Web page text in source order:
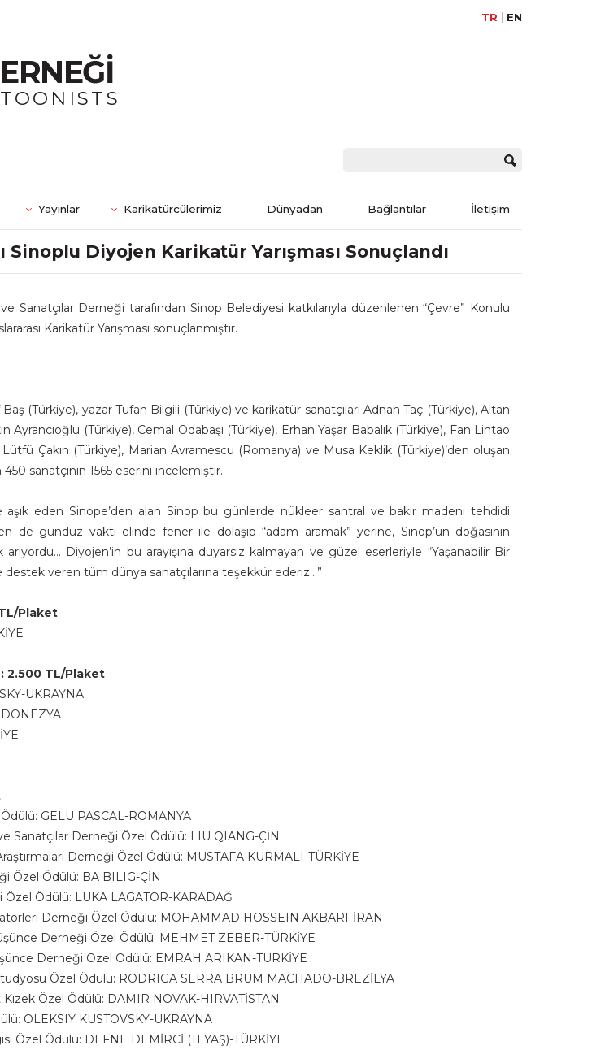
TR EN
Yayınlar Karikatürcülerimiz Dünyadan Bağlantılar İletişim
Sinoplu Diyojen Karikatür Yarışması Sonuçlandı
Sanatçılar Derneği tarafından Sinop Belediyesi katkılarıyla düzenlenen “Çevre” Konulu
Karikatür Yarışması sonuçlanmıştır.
Baş (Türkiye), yazar Tufan Bilgili (Türkiye) ve karikatür sanatçıları Adnan Taç (Türkiye), Altan
Ayrancıoğlu (Türkiye), Cemal Odabaşı (Türkiye), Erhan Yaşar Babalık (Türkiye), Fan Lintao
Lütfü Çakın (Türkiye), Marian Avramescu (Romanya) ve Musa Keklik (Türkiye)’den oluşan
sanatçının 1565 eserini incelemiştir.
aşık eden Sinope’den alan Sinop bu günlerde nükleer santral ve bakır madeni tehdidi
de gündüz vakti elinde fener ile dolaşıp “adam aramak” yerine, Sinop’un doğasının
Diyojen’in bu arayışına duyarsız kalmayan ve güzel eserleriyle “Yaşanabilir Bir
veren tüm dünya sanatçılarına teşekkür ederiz…”
Plaket
2.500 TL/Plaket
UKRAYNA
GELU PASCAL-ROMANYA
Sanatçılar Derneği Özel Ödülü: LIU QIANG-ÇİN
Derneği Özel Ödülü: MUSTAFA KURMALI-TÜRKİYE
Özel Ödülü: BA BILIG-ÇİN
Ödülü: LUKA LAGATOR-KARADAĞ
Derneği Özel Ödülü: MOHAMMAD HOSSEIN AKBARI-İRAN
Derneği Özel Ödülü: MEHMET ZEBER-TÜRKİYE
Derneği Özel Ödülü: EMRAH ARIKAN-TÜRKİYE
Özel Ödülü: RODRIGA SERRA BRUM MACHADO-BREZİLYA
Özel Ödülü: DAMIR NOVAK-HIRVATİSTAN
OLEKSIY KUSTOVSKY-UKRAYNA
Özel Ödülü: DEFNE DEMİRCİ (11 YAŞ)-TÜRKİYE